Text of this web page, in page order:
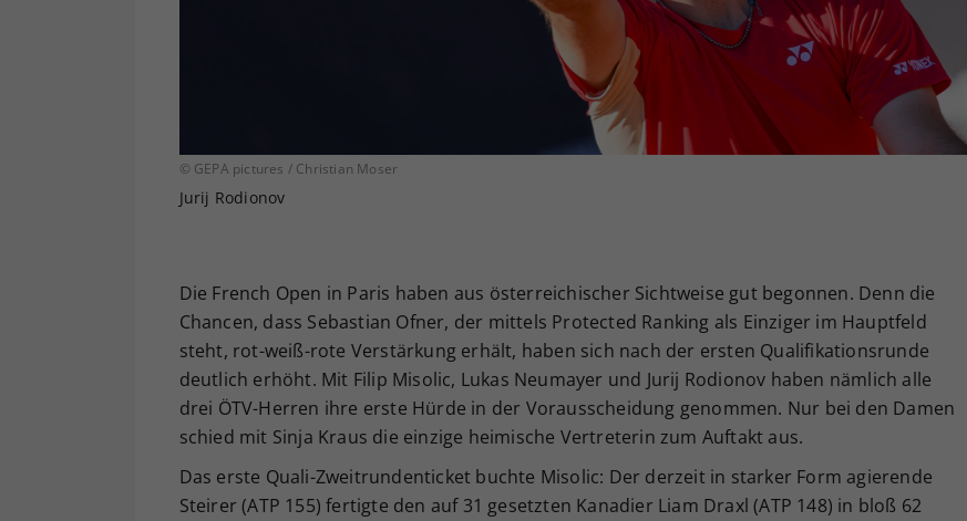
© GEPA pictures / Christian Moser
Jurij Rodionov
Die French Open in Paris haben aus österreichischer Sichtweise gut begonnen. Denn die
Chancen, dass Sebastian Ofner, der mittels Protected Ranking als Einziger im Hauptfeld
steht, rot-weiß-rote Verstärkung erhält, haben sich nach der ersten Qualifikationsrunde
deutlich erhöht. Mit Filip Misolic, Lukas Neumayer und Jurij Rodionov haben nämlich alle
drei ÖTV-Herren ihre erste Hürde in der Vorausscheidung genommen. Nur bei den Damen
schied mit Sinja Kraus die einzige heimische Vertreterin zum Auftakt aus.
Das erste Quali-Zweitrundenticket buchte Misolic: Der derzeit in starker Form agierende
Steirer (ATP 155) fertigte den auf 31 gesetzten Kanadier Liam Draxl (ATP 148) in bloß 62
Ihrer vorgenommen Einstellungen, falls der
Webseiten-Betreiber dies eingestellt hat.